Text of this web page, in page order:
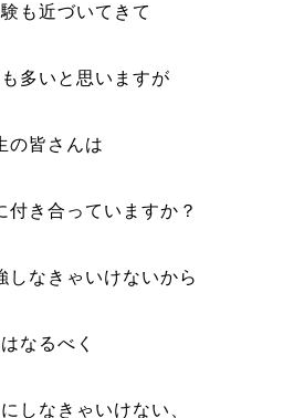
も近づいてきて
多いと思いますが
の皆さんは
付き合っていますか？
しなきゃいけないから
なるべく
しなきゃいけない、